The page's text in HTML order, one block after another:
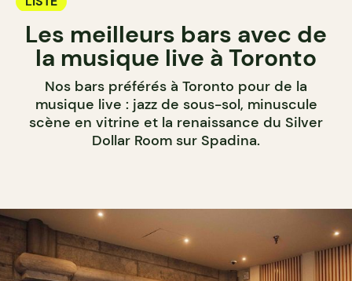
Les meilleurs bars avec de
la musique live à Toronto
Nos bars préférés à Toronto pour de la
musique live : jazz de sous-sol, minuscule
scène en vitrine et la renaissance du Silver
Dollar Room sur Spadina.